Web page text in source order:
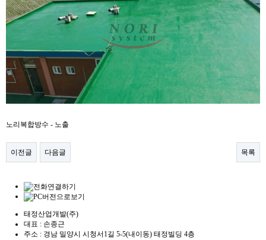
노리복합방수 - 노출
이전글 다음글 목록
태정산업개발(주)
대표 : 손종근
주소 : 경남 밀양시 시청서1길 5-5(내이동) 태정빌딩 4층